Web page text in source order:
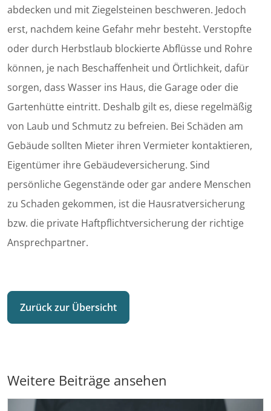
abdecken und mit Ziegelsteinen beschweren. Jedoch
erst, nachdem keine Gefahr mehr besteht. Verstopfte
oder durch Herbstlaub blockierte Abflüsse und Rohre
können, je nach Beschaffenheit und Örtlichkeit, dafür
sorgen, dass Wasser ins Haus, die Garage oder die
Gartenhütte eintritt. Deshalb gilt es, diese regelmäßig
von Laub und Schmutz zu befreien. Bei Schäden am
Gebäude sollten Mieter ihren Vermieter kontaktieren,
Eigentümer ihre Gebäudeversicherung. Sind
persönliche Gegenstände oder gar andere Menschen
zu Schaden gekommen, ist die Hausratversicherung
bzw. die private Haftpflichtversicherung der richtige
Ansprechpartner.
Zurück zur Übersicht
Weitere Beiträge ansehen